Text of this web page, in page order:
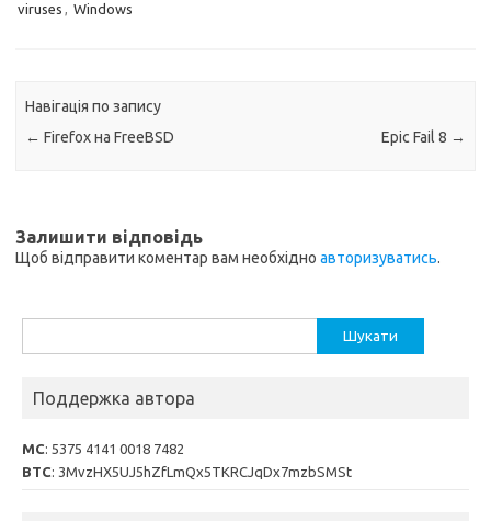
viruses , Windows
Навігація по запису
← Firefox на FreeBSD Epic Fail 8 →
Залишити відповідь
Щоб відправити коментар вам необхідно авторизуватись.
Поддержка автора
MC: 5375 4141 0018 7482
BTC: 3MvzHX5UJ5hZfLmQx5TKRCJqDx7mzbSMSt